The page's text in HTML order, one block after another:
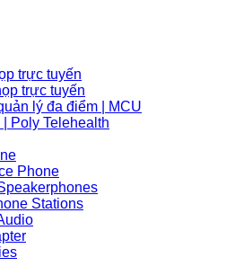
trực tuyến
trực tuyến
lý đa điểm | MCU
Poly Telehealth
Phone
Stations